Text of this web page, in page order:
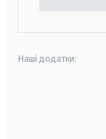
Наші додатки: